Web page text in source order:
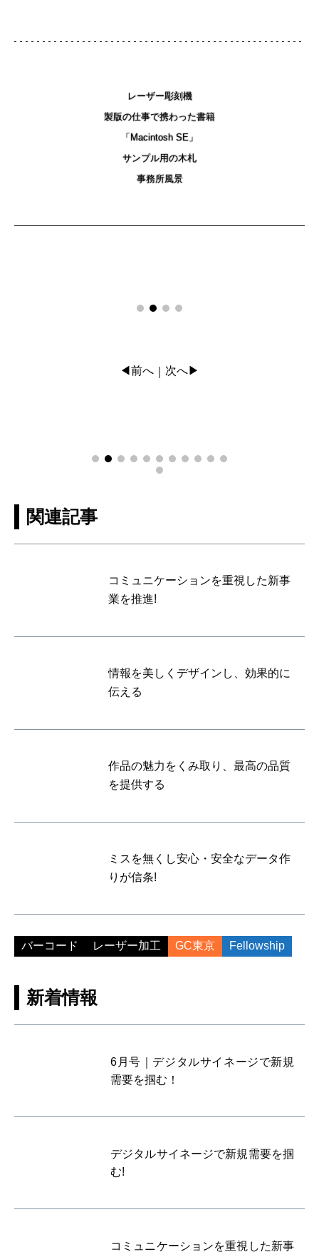
レーザー彫刻機
製版の仕事で携わった書籍
「Macintosh SE」
サンプル用の木札
事務所風景
◀前へ 次へ▶
関連記事
コミュニケーションを重視した新事
業を推進!
情報を美しくデザインし、効果的に
伝える
作品の魅力をくみ取り、最高の品質
を提供する
ミスを無くし安心・安全なデータ作
りが信条!
バーコード レーザー加工 GC東京 Fellowship
新着情報
6月号｜デジタルサイネージで新規
需要を掴む！
デジタルサイネージで新規需要を掴
む!
コミュニケーションを重視した新事